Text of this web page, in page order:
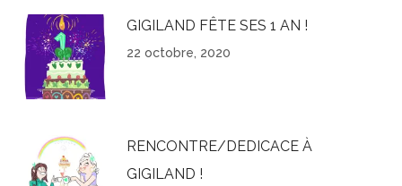
GIGILAND FÊTE SES 1 AN !
22 octobre, 2020
RENCONTRE/DEDICACE À
GIGILAND !